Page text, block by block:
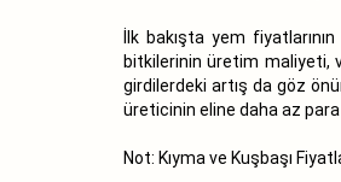
İlk bakışta yem
bitkilerinin üretim maliyeti,
girdilerdeki artış da göz
üreticinin eline daha az
Not: Kıyma ve Kuşbaşı